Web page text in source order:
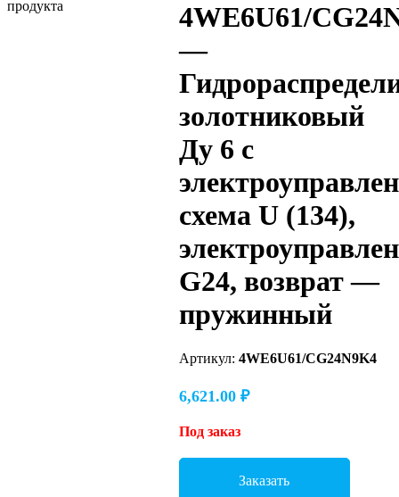
4WE6U61/
—
золотниковый
Ду 6 с
схема U (134),
G24, возврат —
пружинный
Артикул: 4WE6U61/CG24N9K4
6,621.00 ₽
Под заказ
Заказать